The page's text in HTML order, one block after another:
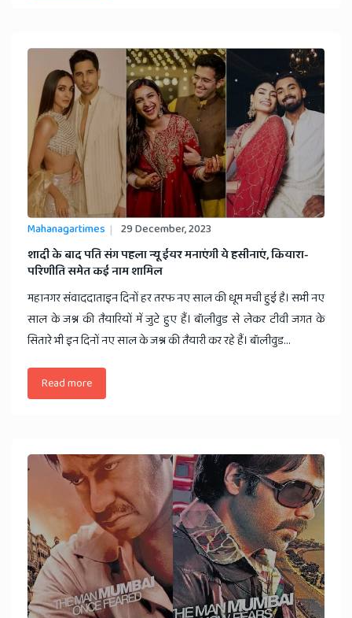
Mahanagartimes 29 December, 2023
शादी के बाद पति संग पहला न्यू ईयर मनाएंगी ये हसीनाएं, कियारा-
परिणीति समेत कई नाम शामिल
महानगर संवाददाताइन दिनों हर तरफ नए साल की धूम मची हुई है। सभी नए
साल के जश्न की तैयारियों में जुटे हुए हैं। बॉलीवुड से लेकर टीवी जगत के
सितारे भी इन दिनों नए साल के जश्न की तैयारी कर रहे हैं। बॉलीवुड...
Read more